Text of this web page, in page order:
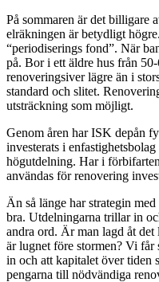
På sommaren är det billigare
elräkningen är betydligt
“periodiserings fond”. När
på. Bor i ett äldre hus från
renoveringsiver lägre än i
standard och slitet.
utsträckning som möjligt.
Genom åren har ISK depån
investerats i
högutdelning. Har i
användas för renovering
Än så länge har strategin
bra. Utdelningarna trillar in
andra ord. Är man lagd åt
är lugnet före stormen? Vi
in och att kapitalet över tiden
pengarna till nödvändiga